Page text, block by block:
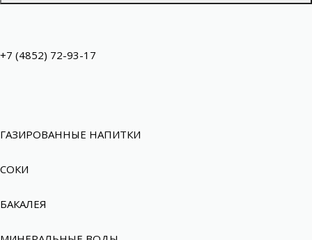
+7 (4852) 72-93-17
ГАЗИРОВАННЫЕ НАПИТКИ
СОКИ
БАКАЛЕЯ